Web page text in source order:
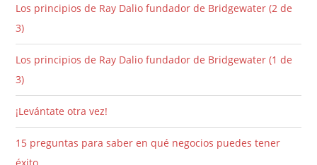
Los principios de Ray Dalio fundador de Bridgewater (2 de
3)
Los principios de Ray Dalio fundador de Bridgewater (1 de
3)
¡Levántate otra vez!
15 preguntas para saber en qué negocios puedes tener